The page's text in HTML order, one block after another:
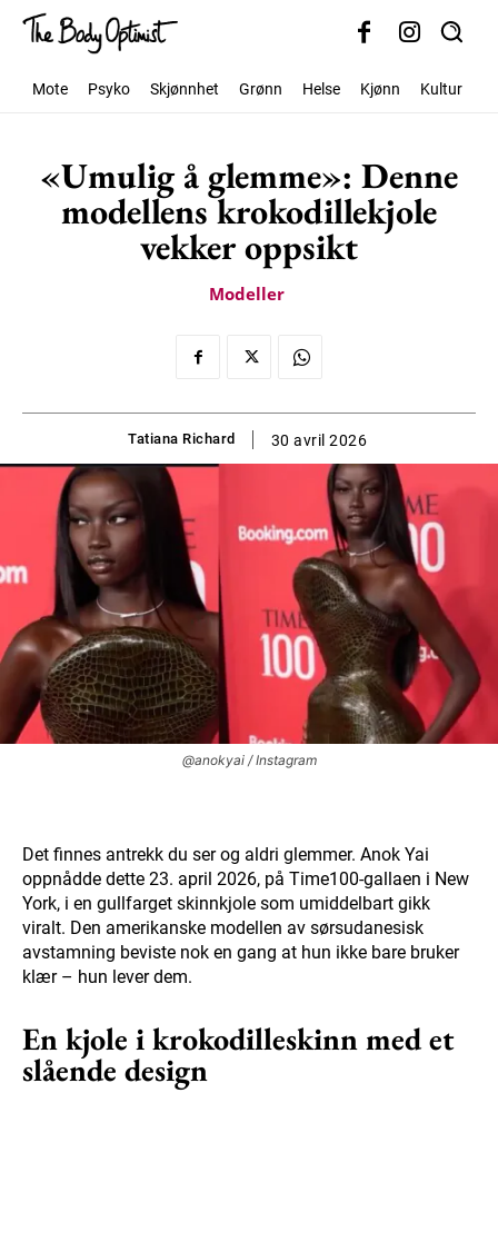
Mote Psyko Skjønnhet Grønn Helse Kjønn Kultur
«Umulig å glemme»: Denne
modellens krokodillekjole
vekker oppsikt
Modeller
Tatiana Richard 30 avril 2026
@anokyai / Instagram
Det finnes antrekk du ser og aldri glemmer. Anok Yai
oppnådde dette 23. april 2026, på Time100-gallaen i New
York, i en gullfarget skinnkjole som umiddelbart gikk
viralt. Den amerikanske modellen av sørsudanesisk
avstamning beviste nok en gang at hun ikke bare bruker
klær – hun lever dem.
En kjole i krokodilleskinn med et
slående design